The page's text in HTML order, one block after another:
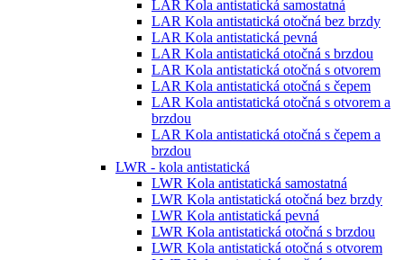
LAR Kola antistatická samostatná
LAR Kola antistatická otočná bez brzdy
LAR Kola antistatická pevná
LAR Kola antistatická otočná s brzdou
LAR Kola antistatická otočná s otvorem
LAR Kola antistatická otočná s čepem
LAR Kola antistatická otočná s otvorem a
brzdou
LAR Kola antistatická otočná s čepem a
brzdou
LWR - kola antistatická
LWR Kola antistatická samostatná
LWR Kola antistatická otočná bez brzdy
LWR Kola antistatická pevná
LWR Kola antistatická otočná s brzdou
LWR Kola antistatická otočná s otvorem